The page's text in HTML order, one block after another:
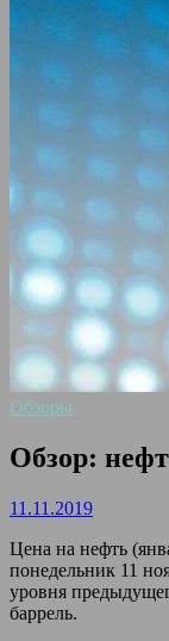
Обзоры
Обзор:
11.11.2019
Цена на нефть
понедельник 11
уровня
баррель.